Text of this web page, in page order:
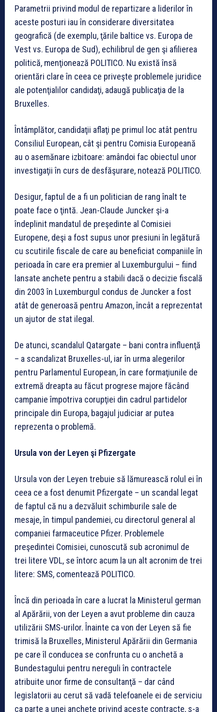
Parametrii privind modul de repartizare a liderilor în
aceste posturi iau în considerare diversitatea
geografică (de exemplu, ţările baltice vs. Europa de
Vest vs. Europa de Sud), echilibrul de gen şi afilierea
politică, menţionează POLITICO. Nu există însă
orientări clare în ceea ce priveşte problemele juridice
ale potenţialilor candidaţi, adaugă publicaţia de la
Bruxelles.
Întâmplător, candidaţii aflaţi pe primul loc atât pentru
Consiliul European, cât şi pentru Comisia Europeană
au o asemănare izbitoare: amândoi fac obiectul unor
investigaţii în curs de desfăşurare, notează POLITICO.
Desigur, faptul de a fi un politician de rang înalt te
poate face o ţintă. Jean-Claude Juncker şi-a
îndeplinit mandatul de preşedinte al Comisiei
Europene, deşi a fost supus unor presiuni în legătură
cu scutirile fiscale de care au beneficiat companiile în
perioada în care era premier al Luxemburgului – fiind
lansate anchete pentru a stabili dacă o decizie fiscală
din 2003 în Luxemburgul condus de Juncker a fost
atât de generoasă pentru Amazon, încât a reprezentat
un ajutor de stat ilegal.
De atunci, scandalul Qatargate – bani contra influenţă
– a scandalizat Bruxelles-ul, iar în urma alegerilor
pentru Parlamentul European, în care formaţiunile de
extremă dreapta au făcut progrese majore făcând
campanie împotriva corupţiei din cadrul partidelor
principale din Europa, bagajul judiciar ar putea
reprezenta o problemă.
Ursula von der Leyen şi Pfizergate
Ursula von der Leyen trebuie să lămurească rolul ei în
ceea ce a fost denumit Pfizergate – un scandal legat
de faptul că nu a dezvăluit schimburile sale de
mesaje, în timpul pandemiei, cu directorul general al
companiei farmaceutice Pfizer. Problemele
preşedintei Comisiei, cunoscută sub acronimul de
trei litere VDL, se întorc acum la un alt acronim de trei
litere: SMS, comentează POLITICO.
Încă din perioada în care a lucrat la Ministerul german
al Apărării, von der Leyen a avut probleme din cauza
utilizării SMS-urilor. Înainte ca von der Leyen să fie
trimisă la Bruxelles, Ministerul Apărării din Germania
pe care îl conducea se confrunta cu o anchetă a
Bundestagului pentru nereguli în contractele
atribuite unor firme de consultanţă – dar când
legislatorii au cerut să vadă telefoanele ei de serviciu
ca parte a unei anchete privind aceste contracte, s-a